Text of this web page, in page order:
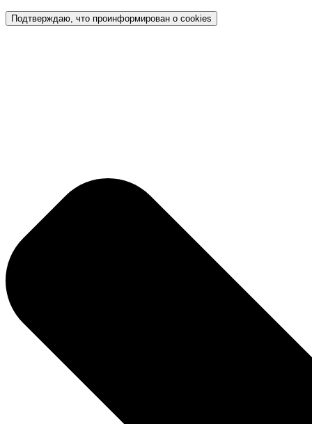
Подтверждаю, что проинформирован о cookies